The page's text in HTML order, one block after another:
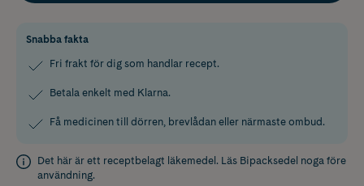
Snabba fakta
Fri frakt för dig som handlar recept.
Betala enkelt med Klarna.
Få medicinen till dörren, brevlådan eller närmaste ombud.
Det här är ett receptbelagt läkemedel. Läs Bipacksedel noga före
användning.